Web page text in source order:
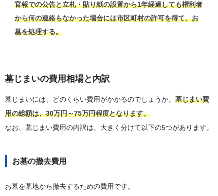
官報での公告と立札・貼り紙の設置から1年経過しても権利者
から何の連絡もなかった場合には市区町村の許可を得て、お
墓を処理する。
墓じまいの費用相場と内訳
墓じまいには、どのくらい費用がかかるのでしょうか。 墓じまい費
用の総額は、30万円～75万円程度となります。
なお、墓じまい費用の内訳は、大きく分けて以下の5つがあります。
お墓の撤去費用
お墓を墓地から撤去するための費用です。